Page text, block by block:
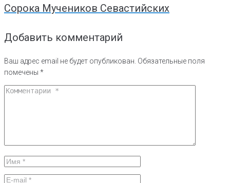
Сорока Мучеников Севастийских
Добавить комментарий
Ваш адрес email не будет опубликован. Обязательные поля
помечены *